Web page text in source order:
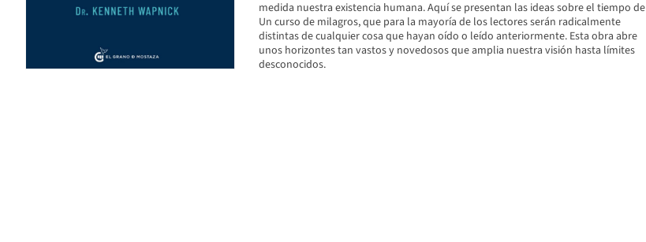
medida nuestra existencia humana. Aquí se presentan las ideas sobre el tiempo de
Un curso de milagros, que para la mayoría de los lectores serán radicalmente
distintas de cualquier cosa que hayan oído o leído anteriormente. Esta obra abre
unos horizontes tan vastos y novedosos que amplia nuestra visión hasta límites
desconocidos.